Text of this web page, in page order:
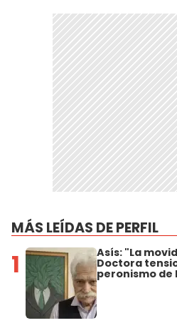
MÁS LEÍDAS DE PERFIL
1 Asís: "La
Doctora
peronismo de